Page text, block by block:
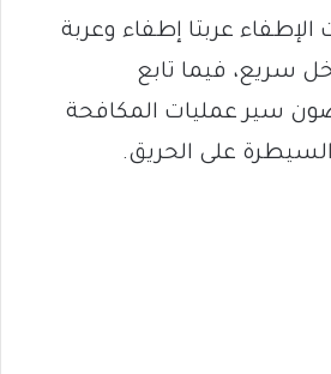
عربتا إطفاء وعربة
سريع، فيما تابع
سير عمليات المكافحة
السيطرة على الحريق.